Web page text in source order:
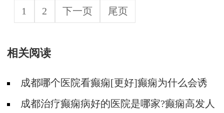
1 2 下一页 尾页
相关阅读
成都哪个医院看癫痫[更好]癫痫为什么会诱
发? 成都治疗癫痫病好的医院是哪家?癫痫高发人